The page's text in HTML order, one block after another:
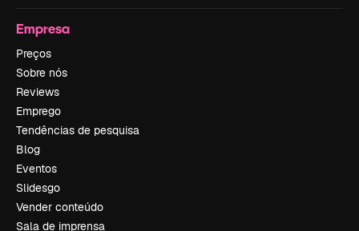
Empresa
Preços
Sobre nós
Reviews
Emprego
Tendências de pesquisa
Blog
Eventos
Slidesgo
Vender conteúdo
Sala de imprensa